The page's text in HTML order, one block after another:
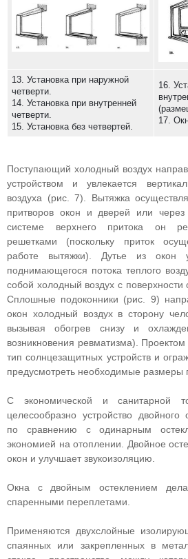
13. Установка при наружной
четверти.
14. Установка при внутренней
четверти.
15. Установка без четвертей.
16.
17.
Поступающий холодный воздух
устройством и увлекается
воздуха (рис. 7). Вытяжка
притворов окон и дверей или
системе верхнего притока он
решетками (поскольку приток
работе вытяжки). Дутье из окон
поднимающегося потока теплого
собой холодный воздух с поверхности
Сплошные подоконники (рис. 9)
окон холодный воздух в сторону
вызывая обогрев снизу и
возникновения ревматизма).
тип солнцезащитных устройств и
предусмотреть необходимые размеры
С экономической и санитарной
целесообразно устройство двойного
по сравнению с одинарным
экономией на отоплении. Двойное
окон и улучшает звукоизоляцию.
Окна с двойным остеклением
спаренными переплетами.
Применяются двухслойные
спаянных или закрепленных в